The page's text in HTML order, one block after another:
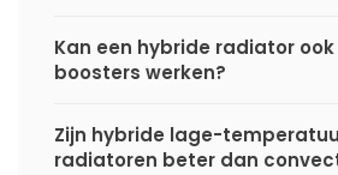
Kan een hybride radiator
boosters werken?
Zijn hybride lage-
radiatoren beter dan